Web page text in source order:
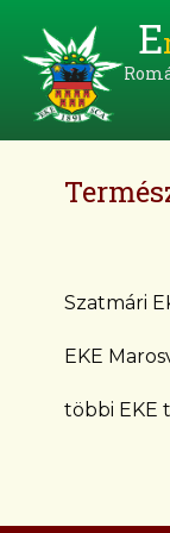
E
Szatmári
EKE
többi EKE